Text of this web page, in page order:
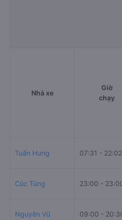
Nhà xe
Giờ
chạy
Tuấn Hưng 07:31 - 22:02
Cúc Tùng 23:00 -
Nguyên Vũ 09:00 -